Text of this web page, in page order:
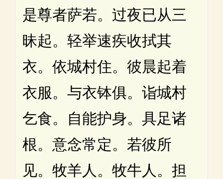
是尊者萨若。过夜已从三
昧起。轻举速疾收拭其
衣。依城村住。彼晨起着
衣服。与衣钵俱。诣城村
乞食。自能护身。具足诸
根。意念常定。若彼所
见。牧羊人。牧牛人。担